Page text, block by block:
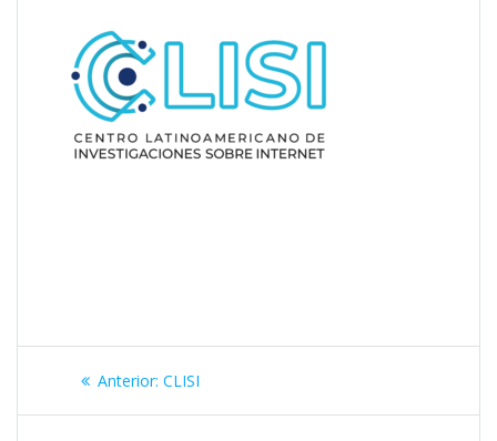
Navegación
de
Anterior: Entrada
CLISI